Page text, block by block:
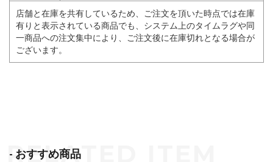
店舗と在庫を共有しているため、ご注文を頂いた時点では在庫
有りと表示されている商品でも、システム上のタイムラグや同
一商品への注文集中により、ご注文後に在庫切れとなる場合が
ございます。
- おすすめ商品